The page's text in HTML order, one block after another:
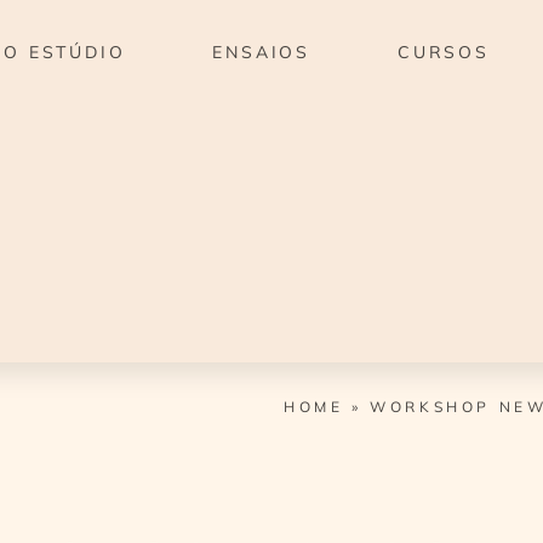
O ESTÚDIO ENSAIOS CURSOS
HOME »WORKSHOP